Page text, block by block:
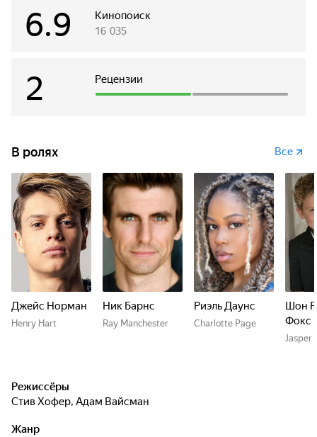
отважному подростку всё нипочем – он собирается стать
супергероем века! Злодеи, берегитесь!
Кинопоиск
6.9 16 035
Рецензии
2
В ролях Все
Джейс Норман
Henry Hart
Ник Барнс
Ray Manchester
Риэль Даунс
Charlotte Page
Шон
Фокс
Jasper
Режиссёры
Стив Хофер, Адам Вайсман
Жанр